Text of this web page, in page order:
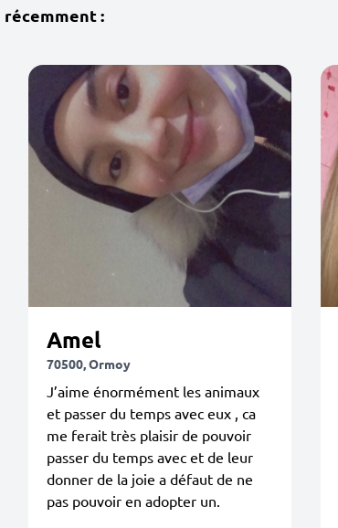
:
Amel
70500, Ormoy
J’aime énormément les animaux
et passer du temps avec eux , ca
me ferait très plaisir de pouvoir
passer du temps avec et de leur
donner de la joie a défaut de ne
pas pouvoir en adopter un.